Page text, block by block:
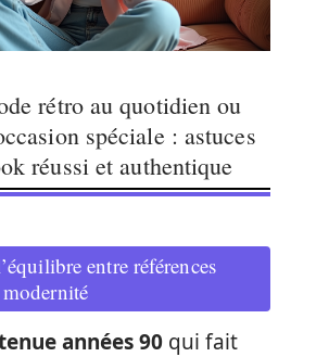
rétro au quotidien ou
spéciale : astuces
réussi et authentique
entre références
années 90 qui fait